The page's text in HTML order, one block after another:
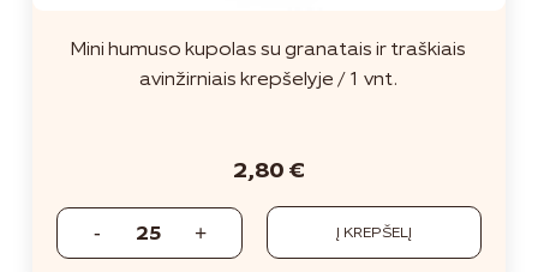
Mini humuso kupolas su granatais ir traškiais
avinžirniais krepšelyje / 1 vnt.
Į KREPŠELĮ
2,80 €